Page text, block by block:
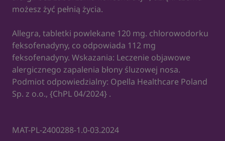
możesz żyć pełnią życia.
Allegra, tabletki powlekane 120 mg. chlorowodorku
feksofenadyny, co odpowiada 112 mg
feksofenadyny. Wskazania: Leczenie objawowe
alergicznego zapalenia błony śluzowej nosa.
Podmiot odpowiedzialny: Opella Healthcare Poland
Sp. z o.o., {ChPL 04/2024} .
MAT-PL-2400288-1.0-03.2024